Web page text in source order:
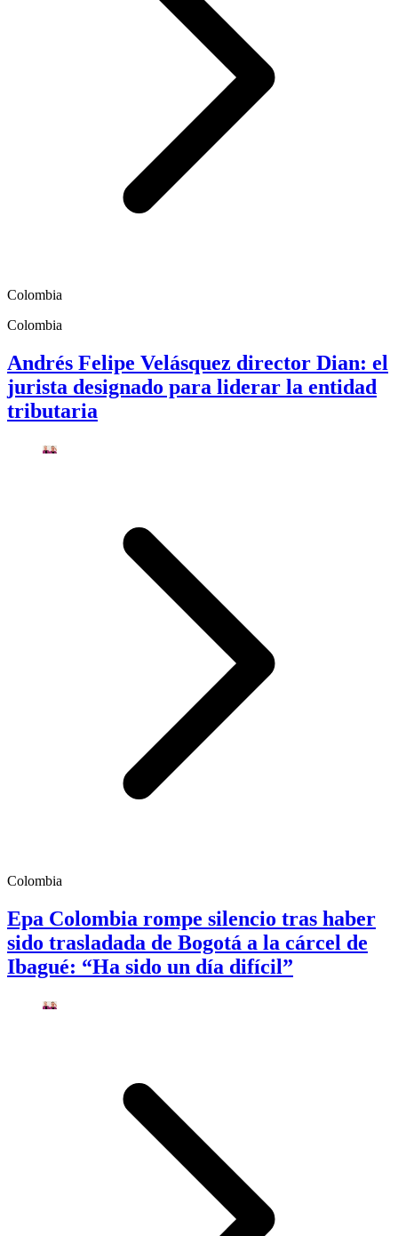
Colombia
Colombia
Andrés Felipe Velásquez director Dian: el
jurista designado para liderar la entidad
tributaria
Colombia
Epa Colombia rompe silencio tras haber
sido trasladada de Bogotá a la cárcel de
Ibagué: “Ha sido un día difícil”